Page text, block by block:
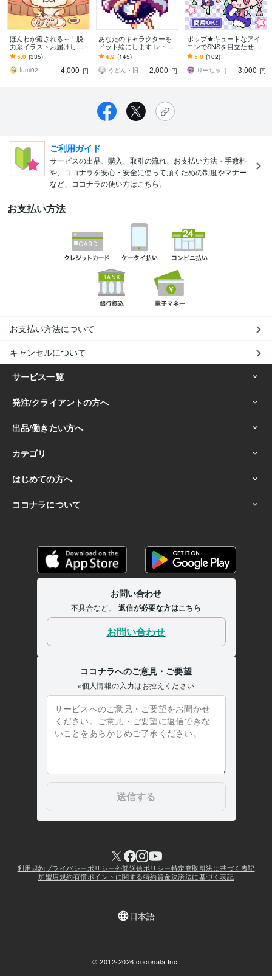
ほんわか癒される～！脱
力系イラストお届けしま
す 他と被らない！オリジ
ナルテイストで差をつけ
る！魅せるイラスト
5.0 (335)
fumi02
4,000 円
あなたのキャラクターを
ドット絵にします レトロ
なドット絵を作ってもら
いたい方へ
4.9 (145)
うどん・旧らじ
2,000 円
ポップ★キュートなアイ
コンでSNSを目立たせま
す SNS・ブログに！パッ
と目を引くデフォルメイ
ラスト★
5.0 (102)
りーちゃ［Riicha］
3,000 円
ご利用ガイド
サービスの出品、購入、取引の流れ、お支払い方法・手数料
や、ココナラを安心・安全に使って頂くための制度やマナー
など、ココナラの使い方はこちら。
お支払い方法
お支払い方法について
キャンセルについて